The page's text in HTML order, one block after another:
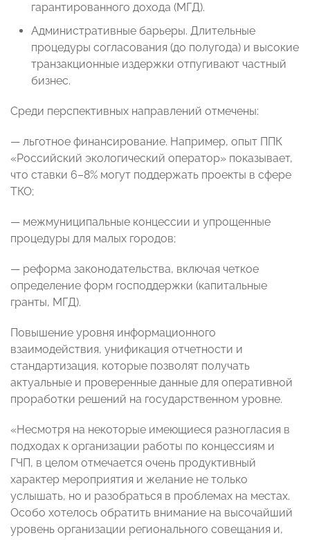
гарантированного дохода (МГД).
Административные барьеры. Длительные
процедуры согласования (до полугода) и высокие
транзакционные издержки отпугивают частный
бизнес.
Среди перспективных направлений отмечены:
— льготное финансирование. Например, опыт ППК
«Российский экологический оператор» показывает,
что ставки 6–8% могут поддержать проекты в сфере
ТКО;
— межмуниципальные концессии и упрощенные
процедуры для малых городов;
— реформа законодательства, включая четкое
определение форм господдержки (капитальные
гранты, МГД).
Повышение уровня информационного
взаимодействия, унификация отчетности и
стандартизация, которые позволят получать
актуальные и проверенные данные для оперативной
проработки решений на государственном уровне.
«Несмотря на некоторые имеющиеся разногласия в
подходах к организации работы по концессиям и
ГЧП, в целом отмечается очень продуктивный
характер мероприятия и желание не только
услышать, но и разобраться в проблемах на местах.
Особо хотелось обратить внимание на высочайший
уровень организации регионального совещания и,